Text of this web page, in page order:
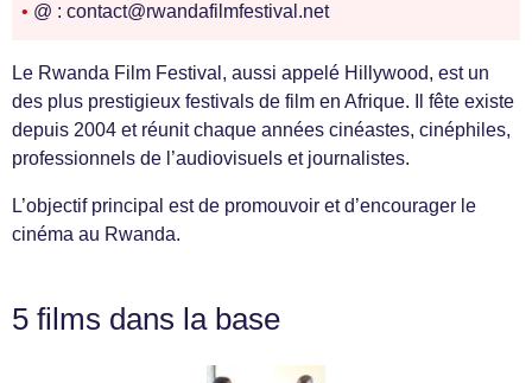
• @ : contact@rwandafilmfestival.net
Le Rwanda Film Festival, aussi appelé Hillywood, est un
des plus prestigieux festivals de film en Afrique. Il fête existe
depuis 2004 et réunit chaque années cinéastes, cinéphiles,
professionnels de l’audiovisuels et journalistes.
L’objectif principal est de promouvoir et d’encourager le
cinéma au Rwanda.
5 films dans la base